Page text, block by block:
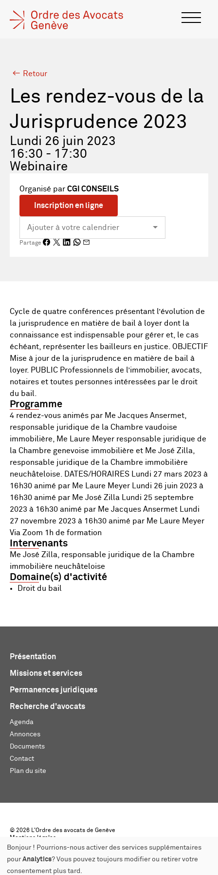
Retour
Les rendez-vous de la
Jurisprudence 2023
Lundi 26 juin 2023
16:30 - 17:30
Webinaire
Organisé par CGI CONSEILS
Inscription en ligne
Partage
Cycle de quatre conférences présentant l’évolution de
la jurisprudence en matière de bail à loyer dont la
connaissance est indispensable pour gérer et, le cas
échéant, représenter les bailleurs en justice. OBJECTIF
Mise à jour de la jurisprudence en matière de bail à
loyer. PUBLIC Professionnels de l’immobilier, avocats,
notaires et toutes personnes intéressées par le droit
du bail.
Programme
4 rendez-vous animés par Me Jacques Ansermet,
responsable juridique de la Chambre vaudoise
immobilière, Me Laure Meyer responsable juridique de
la Chambre genevoise immobilière et Me José Zilla,
responsable juridique de la Chambre immobilière
neuchâteloise. DATES/HORAIRES Lundi 27 mars 2023 à
16h30 animé par Me Laure Meyer Lundi 26 juin 2023 à
16h30 animé par Me José Zilla Lundi 25 septembre
2023 à 16h30 animé par Me Jacques Ansermet Lundi
27 novembre 2023 à 16h30 animé par Me Laure Meyer
Via Zoom 1h de formation
Intervenants
Me José Zilla, responsable juridique de la Chambre
immobilière neuchâteloise
Domaine(s) d'activité
Droit du bail
Présentation
Missions et services
Permanences juridiques
Recherche d'avocats
Agenda
Annonces
Documents
Contact
Plan du site
© 2026 L'Ordre des avocats de Genève
Mentions légales
Créé par monoloco
Bonjour ! Pourrions-nous activer des services supplémentaires
pour Analytics? Vous pouvez toujours modifier ou retirer votre
consentement plus tard.